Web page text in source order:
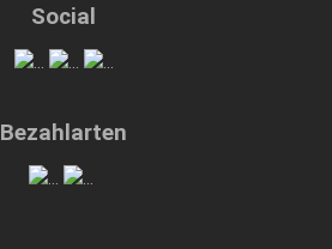
Social
Bezahlarten